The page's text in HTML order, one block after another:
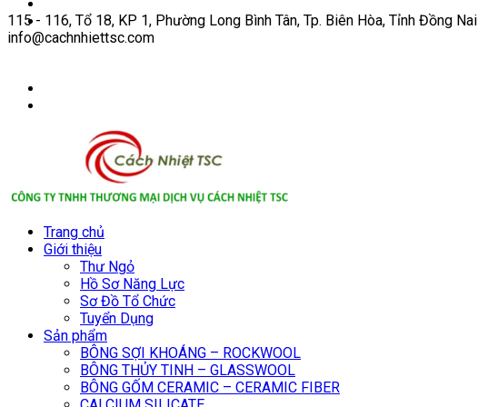
115 - 116, Tổ 18, KP 1, Phường Long Bình Tân, Tp. Biên Hòa, Tỉnh Đồng Nai
info@cachnhiettsc.com
Trang chủ
Giới thiệu
Thư Ngỏ
Hồ Sơ Năng Lực
Sơ Đồ Tổ Chức
Tuyển Dụng
Sản phẩm
BÔNG SỢI KHOÁNG – ROCKWOOL
BÔNG THỦY TINH – GLASSWOOL
BÔNG GỐM CERAMIC – CERAMIC FIBER